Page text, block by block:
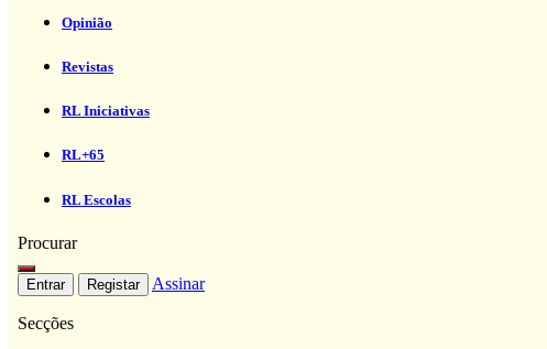
Opinião
Revistas
RL Iniciativas
RL+65
RL Escolas
Procurar
Entrar Registar Assinar
Secções